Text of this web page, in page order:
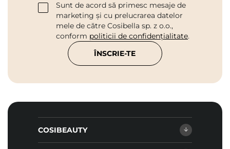
Sunt de acord să primesc mesaje de
marketing și cu prelucrarea datelor
mele de către Cosibella sp. z o.o.,
conform politicii de confidențialitate.
ÎNSCRIE-TE
COSIBEAUTY